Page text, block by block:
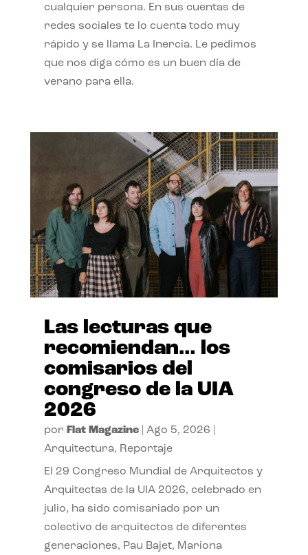
cualquier persona. En sus cuentas de
redes sociales te lo cuenta todo muy
rápido y se llama La Inercia. Le pedimos
que nos diga cómo es un buen día de
verano para ella.
Las lecturas que
recomiendan… los
comisarios del
congreso de la UIA
2026
por Flat Magazine| Ago 5, 2026
Arquitectura, Reportaje
El 29 Congreso Mundial de Arquitectos y
Arquitectas de la UIA 2026, celebrado en
julio, ha sido comisariado por un
colectivo de arquitectos de diferentes
generaciones, Pau Bajet, Mariona